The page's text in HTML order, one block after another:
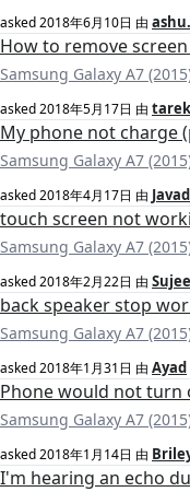
asked2018年6月10日 由
How to remove
Samsung Galaxy A7
asked2018年5月17日 由
My phone not charge
Samsung Galaxy A7
asked2018年4月17日 由 Javad
touch screen not
Samsung Galaxy A7
asked2018年2月22日 由
back speaker stop
Samsung Galaxy A7
asked2018年1月31日 由 Ayad
Phone would not turn
Samsung Galaxy A7
asked2018年1月14日 由
I'm hearing an echo